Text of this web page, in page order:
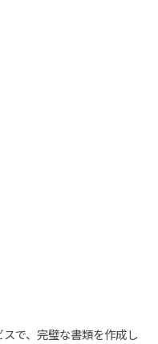
で、完璧な書類を作成し